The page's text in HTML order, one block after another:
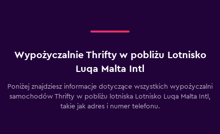
Wypożyczalnie Thrifty w pobliżu Lotnisko
Luqa Malta Intl
Poniżej znajdziesz informacje dotyczące wszystkich wypożyczalni
samochodów Thrifty w pobliżu lotniska Lotnisko Luqa Malta Intl,
takie jak adres i numer telefonu.